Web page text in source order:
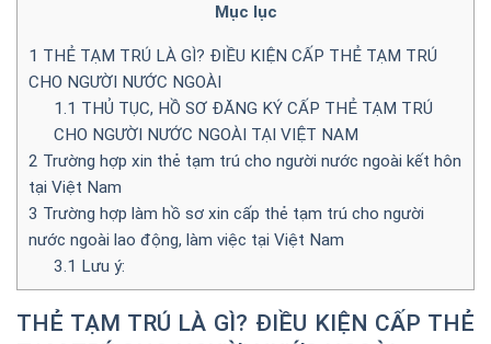
Mục lục
1 THẺ TẠM TRÚ LÀ GÌ? ĐIỀU KIỆN CẤP THẺ TẠM TRÚ
CHO NGƯỜI NƯỚC NGOÀI
1.1 THỦ TỤC, HỒ SƠ ĐĂNG KÝ CẤP THẺ TẠM TRÚ
CHO NGƯỜI NƯỚC NGOÀI TẠI VIỆT NAM
2 Trường hợp xin thẻ tạm trú cho người nước ngoài kết hôn
tại Việt Nam
3 Trường hợp làm hồ sơ xin cấp thẻ tạm trú cho người
nước ngoài lao động, làm việc tại Việt Nam
3.1 Lưu ý:
THẺ TẠM TRÚ LÀ GÌ? ĐIỀU KIỆN CẤP THẺ